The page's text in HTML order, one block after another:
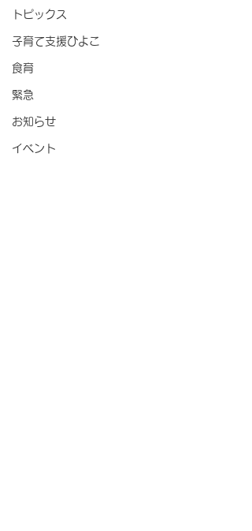
トピックス
子育て支援ひよこ
食育
緊急
お知らせ
イベント